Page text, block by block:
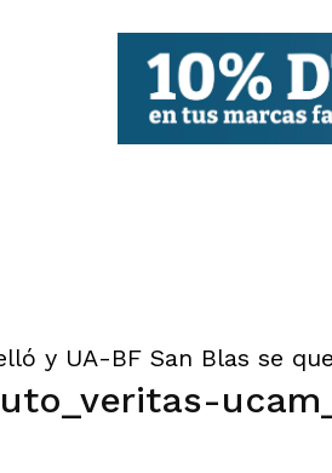
y UA-BF San Blas se